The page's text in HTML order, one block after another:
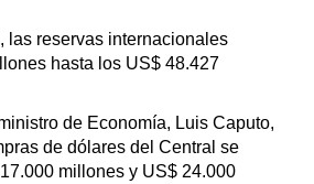
las reservas internacionales
hasta los US$ 48.427
de Economía, Luis Caputo,
de dólares del Central se
millones y US$ 24.000